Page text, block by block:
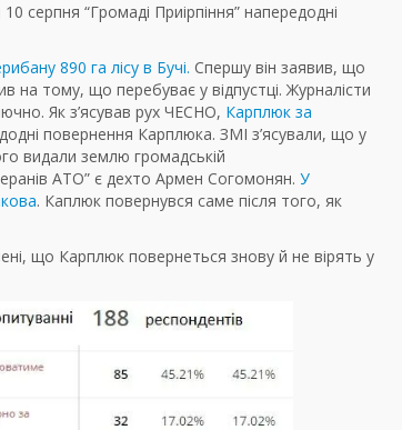
серпня “Громаді Приірпіння” напередодні
890 га лісу в Бучі. Спершу він заявив, що
на тому, що перебуває у відпустці. Журналісти
Як з’ясував рух ЧЕСНО, Карплюк за
повернення Карплюка. ЗМІ з’ясували, що у
видали землю громадській
АТО” є дехто Армен Согомонян. У
. Каплюк повернувся саме після того, як
що Карплюк повернеться знову й не вірять у